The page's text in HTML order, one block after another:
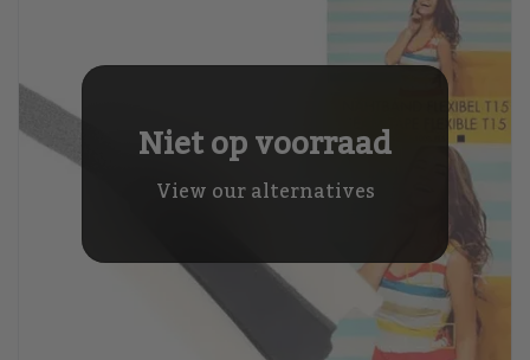
Niet op voorraad
View our alternatives